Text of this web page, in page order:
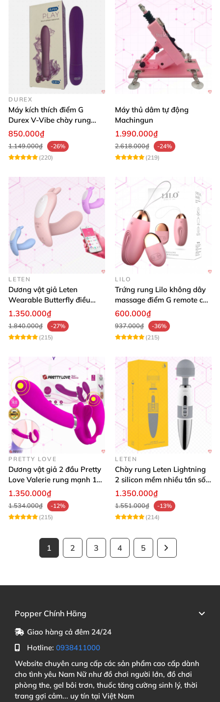
DUREX
Máy kích thích điểm G
Durex V-Vibe chày rung
tinh yêu không dây cao cấp
850.000₫
1.149.000₫
-26%
(220)
Máy thủ dâm tự động
Machingun
1.990.000₫
2.618.000₫
-24%
(219)
LETEN
Dương vật giả Leten
Wearable Butterfly điều
khiển app bluetooth 16 chế
1.350.000₫
1.840.000₫
-27%
(215)
LILO
Trứng rung Lilo không dây
massage điểm G remote cao
cấp USB
600.000₫
937.000₫
-36%
(215)
PRETTY LOVE
Dương vật giả 2 đầu Pretty
Love Valerie rung mạnh 12
chế độ cao cấp
1.350.000₫
1.534.000₫
-12%
(215)
LETEN
Chày rung Leten Lightning
2 silicon mềm nhiều tần số
rung phát nhiệt
1.350.000₫
1.551.000₫
-13%
(214)
1 2 3 4 5
Popper Chính Hãng
Giao hàng cả đêm 24/24
Hotline: 0938411000
Website chuyên cung cấp các sản phẩm cao cấp dành
cho tình yêu Nam Nữ như đồ chơi người lớn, đồ chơi
phòng the, gel bôi trơn, thuốc tăng cường sinh lý, thời
trang gợi cảm... uy tín tại Việt Nam